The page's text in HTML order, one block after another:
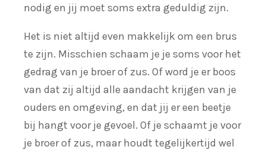
nodig en jij moet soms extra geduldig zijn.
Het is niet altijd even makkelijk om een brus
te zijn. Misschien schaam je je soms voor het
gedrag van je broer of zus. Of word je er boos
van dat zij altijd alle aandacht krijgen van je
ouders en omgeving, en dat jij er een beetje
bij hangt voor je gevoel. Of je schaamt je voor
je broer of zus, maar houdt tegelijkertijd wel